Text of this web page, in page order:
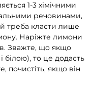
1-3 хімічними
речовинами,
треба класти лише
Наріжте лимони
Зважте, що якщо
білою), то це додасть
почистіть, якщо він